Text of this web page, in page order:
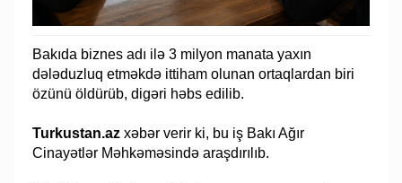
Bakıda biznes adı ilə 3 milyon manata yaxın
dələduzluq etməkdə ittiham olunan ortaqlardan biri
özünü öldürüb, digəri həbs edilib.
Turkustan.azxəbər verir ki, bu iş Bakı Ağır
Cinayətlər Məhkəməsində araşdırılıb.